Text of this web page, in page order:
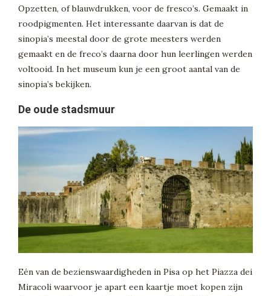
Opzetten, of blauwdrukken, voor de fresco’s. Gemaakt in
roodpigmenten. Het interessante daarvan is dat de
sinopia’s meestal door de grote meesters werden
gemaakt en de freco’s daarna door hun leerlingen werden
voltooid. In het museum kun je een groot aantal van de
sinopia’s bekijken.
De oude stadsmuur
Eén van de bezienswaardigheden in Pisa op het Piazza dei
Miracoli waarvoor je apart een kaartje moet kopen zijn